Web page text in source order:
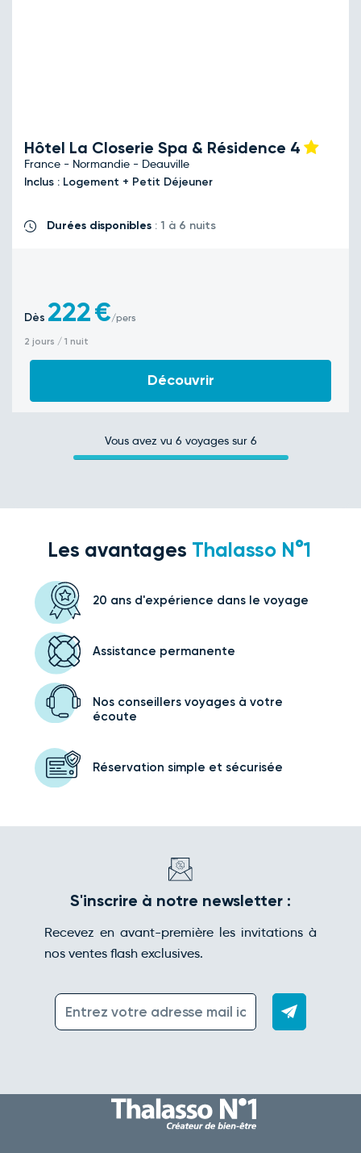
Hôtel La Closerie Spa & Résidence 4
France - Normandie - Deauville
Inclus : Logement + Petit Déjeuner
Durées disponibles : 1 à 6 nuits
Dès 222€/pers
2 jours / 1 nuit
Découvrir
Vous avez vu 6 voyages sur 6
Les avantages Thalasso N°1
20 ans d'expérience dans le voyage
Assistance permanente
Nos conseillers voyagesà votre
écoute
Réservation simple et sécurisée
S'inscrire à notre newsletter :
Recevez en avant-première les invitations à
nos ventes flash exclusives.